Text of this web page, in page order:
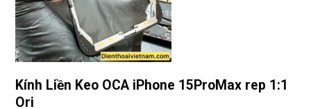
Kính Liền Keo OCA iPhone 15ProMax rep 1:1
Ori